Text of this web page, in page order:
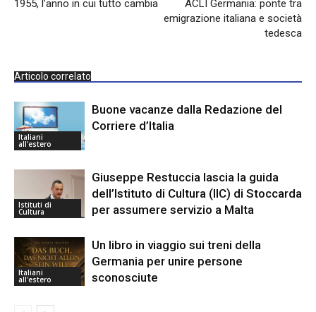
1955, l’anno in cui tutto cambia
ACLI Germania: ponte tra
emigrazione italiana e società
tedesca
Articolo correlato
Italiani
all'estero
Buone vacanze dalla Redazione del
Corriere d’Italia
Istituti di
Cultura
Giuseppe Restuccia lascia la guida
dell’Istituto di Cultura (IIC) di Stoccarda
per assumere servizio a Malta
Italiani
all'estero
Un libro in viaggio sui treni della
Germania per unire persone
sconosciute